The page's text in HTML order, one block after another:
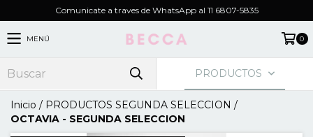
Comunicate a traves de WhatsApp al 11 6807-5835
MENÚ 0
PRODUCTOS
Inicio / PRODUCTOS SEGUNDA SELECCION /
OCTAVIA - SEGUNDA SELECCION